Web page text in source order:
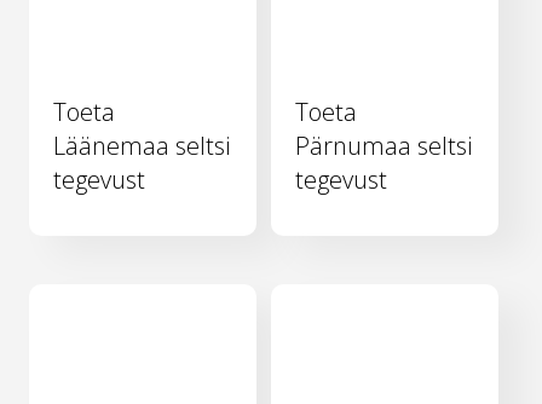
Toeta
Läänemaa seltsi
tegevust
Toeta
Pärnumaa seltsi
tegevust